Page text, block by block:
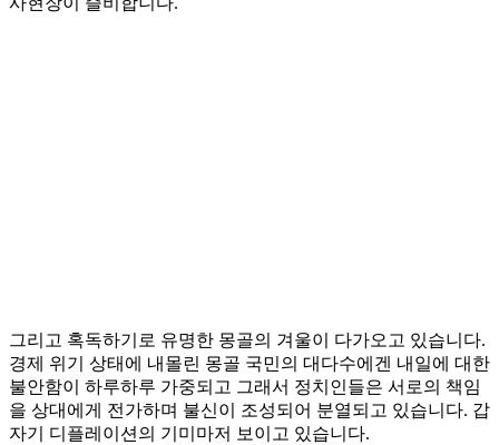
그리고 혹독하기로 유명한 몽골의 겨울이 다가오고 있습니다.
경제 위기 상태에 내몰린 몽골 국민의 대다수에겐 내일에 대한
불안함이 하루하루 가중되고 그래서 정치인들은 서로의 책임
을 상대에게 전가하며 불신이 조성되어 분열되고 있습니다. 갑
자기 디플레이션의 기미마저 보이고 있습니다.